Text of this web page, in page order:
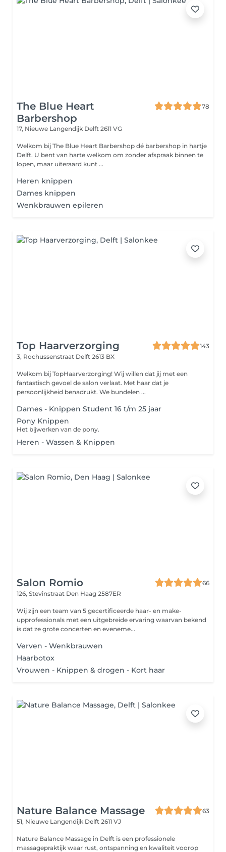
The Blue Heart
Barbershop
78
17, Nieuwe Langendijk Delft 2611 VG
Welkom bij The Blue Heart Barbershop dé barbershop in hartje
Delft. U bent van harte welkom om zonder afspraak binnen te
lopen, maar uiteraard kunt ...
Heren knippen
Dames knippen
Wenkbrauwen epileren
Top Haarverzorging
143
3, Rochussenstraat Delft 2613 BX
Welkom bij TopHaarverzorging! Wij willen dat jij met een
fantastisch gevoel de salon verlaat. Met haar dat je
persoonlijkheid benadrukt. We bundelen ...
Dames - Knippen Student 16 t/m 25 jaar
Pony Knippen
Het bijwerken van de pony.
Heren - Wassen & Knippen
Salon Romio
66
126, Stevinstraat Den Haag 2587ER
Wij zijn een team van 5 gecertificeerde haar- en make-
upprofessionals met een uitgebreide ervaring waarvan bekend
is dat ze grote concerten en eveneme...
Verven - Wenkbrauwen
Haarbotox
Vrouwen - Knippen & drogen - Kort haar
Nature Balance Massage
63
51, Nieuwe Langendijk Delft 2611 VJ
Nature Balance Massage in Delft is een professionele
massagepraktijk waar rust, ontspanning en kwaliteit voorop